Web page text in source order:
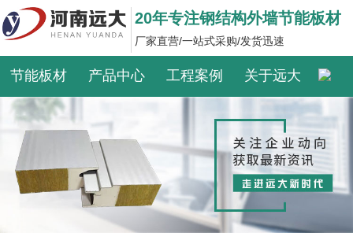
20年专注钢结构外墙节能板材
厂家直营/一站式采购/发货迅速
节能板材 产品中心 工程案例 关于远大